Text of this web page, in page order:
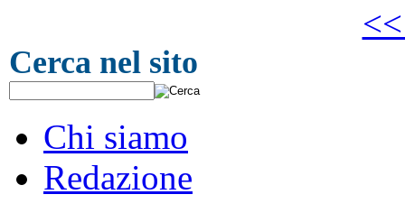
Cerca nel sito
Chi siamo
Redazione